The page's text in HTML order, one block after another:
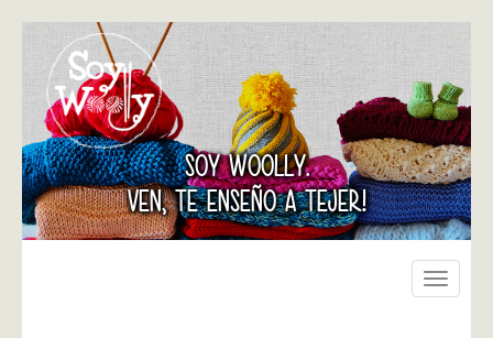
SOY WOOLLY.
VEN, TE ENSEÑO A TEJER!
Toggle